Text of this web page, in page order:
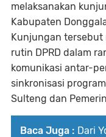
melaksanakan
Kabupaten
Kunjungan tersebut
rutin DPRD dalam
komunikasi antar-
sinkronisasi
Sulteng dan
Baca Juga : Dari